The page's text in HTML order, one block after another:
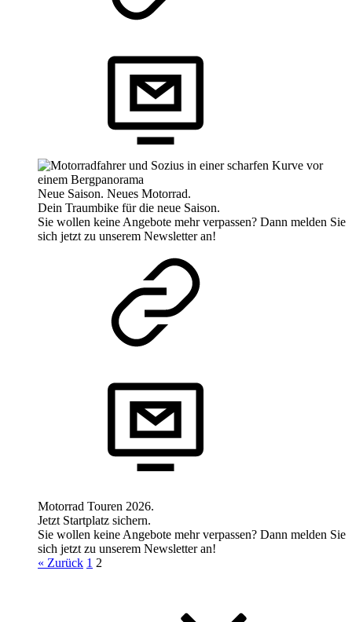
Neue Saison. Neues Motorrad.
Dein Traumbike für die neue Saison.
Sie wollen keine Angebote mehr verpassen? Dann melden Sie
sich jetzt zu unserem Newsletter an!
Motorrad Touren 2026.
Jetzt Startplatz sichern.
Sie wollen keine Angebote mehr verpassen? Dann melden Sie
sich jetzt zu unserem Newsletter an!
« Zurück 1 2